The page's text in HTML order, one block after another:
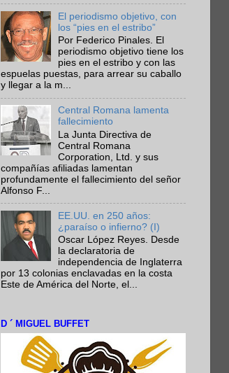
El periodismo objetivo, con
los “pies en el estribo”
Por Federico Pinales. El
periodismo objetivo tiene los
pies en el estribo y con las
espuelas puestas, para arrear su caballo
y llegar a la m...
Central Romana lamenta
fallecimiento
La Junta Directiva de
Central Romana
Corporation, Ltd. y sus
compañías afiliadas lamentan
profundamente el fallecimiento del señor
Alfonso F...
EE.UU. en 250 años:
¿paraíso o infierno? (I)
Oscar López Reyes. Desde
la declaratoria de
independencia de Inglaterra
por 13 colonias enclavadas en la costa
Este de América del Norte, el...
D ´ MIGUEL BUFFET